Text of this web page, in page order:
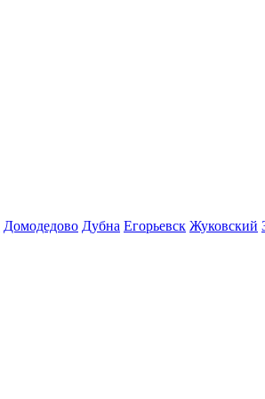
Домодедово Дубна Егорьевск Жуковский